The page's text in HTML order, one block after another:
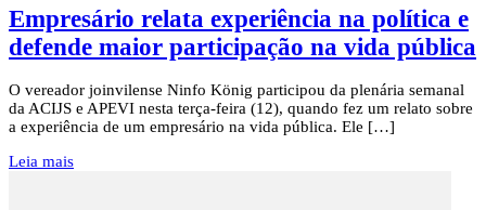
Empresário relata experiência na política e
defende maior participação na vida pública
O vereador joinvilense Ninfo König participou da plenária semanal
da ACIJS e APEVI nesta terça-feira (12), quando fez um relato sobre
a experiência de um empresário na vida pública. Ele […]
Leia mais